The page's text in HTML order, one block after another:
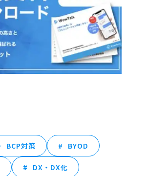
BCP対策 BYOD
DX・DX化